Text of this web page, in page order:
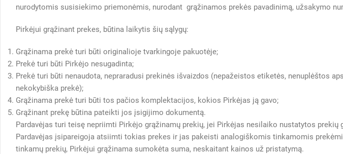
nurodytomis susisiekimo priemonėmis, nurodant grąžinamos prekės pavadinimą, užsakymo
Pirkėjui grąžinant prekes, būtina laikytis šių sąlygų:
Grąžinama prekė turi būti originalioje tvarkingoje pakuotėje;
Prekė turi būti Pirkėjo nesugadinta;
Prekė turi būti nenaudota, nepraradusi prekinės išvaizdos (nepažeistos etiketės, nenuplėštos
nekokybiška prekė);
Grąžinama prekė turi būti tos pačios komplektacijos, kokios Pirkėjas ją gavo;
Grąžinant prekę būtina pateikti jos įsigijimo dokumentą.
Pardavėjas turi teisę nepriimti Pirkėjo grąžinamų prekių, jei Pirkėjas nesilaiko nustatytos
Pardavėjas įsipareigoja atsiimti tokias prekes ir jas pakeisti analogiškomis tinkamomis
tinkamų prekių, Pirkėjui grąžinama sumokėta suma, neskaitant kainos už pristatymą.